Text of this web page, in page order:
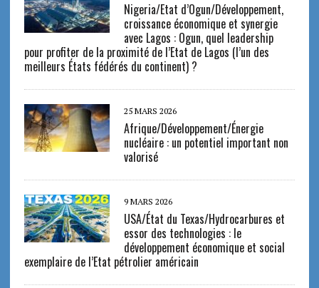
Nigeria/Etat d’Ogun/Développement,
croissance économique et synergie
avec Lagos : Ogun, quel leadership
pour profiter de la proximité de l’Etat de Lagos (l’un des
meilleurs États fédérés du continent) ?
25 MARS 2026
Afrique/Développement/Énergie
nucléaire : un potentiel important non
valorisé
9 MARS 2026
USA/État du Texas/Hydrocarbures et
essor des technologies : le
développement économique et social
exemplaire de l’Etat pétrolier américain